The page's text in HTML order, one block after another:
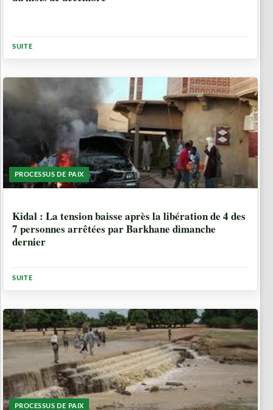
SUITE
PROCESSUS DE PAIX
Kidal : La tension baisse après la libération de 4 des
7 personnes arrêtées par Barkhane dimanche
dernier
SUITE
PROCESSUS DE PAIX